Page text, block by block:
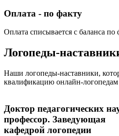
Оплата - по факту
Оплата списывается с баланса по
Логопеды-
Наши логопеды-наставники,
квалификацию онлайн-логопедам
Доктор педагогических
профессор. Заведующая
кафедрой логопедии